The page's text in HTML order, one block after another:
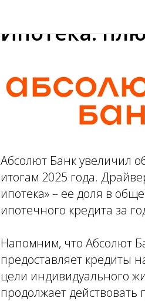
Ипотека:
Абсолют Банк увеличил
итогам 2025 года.
ипотека» – ее доля в
ипотечного кредита за
Напомним, что Абсолют
предоставляет кредиты
цели индивидуального
продолжает действовать